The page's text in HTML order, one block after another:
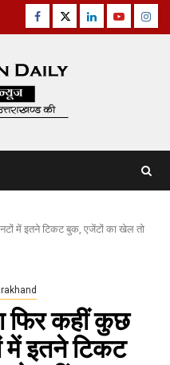
Facebook
TwitterLinkedinYoutube
में इतने टिकट बुक, एजेंटों का खेल तो
फिर कहीं कुछ
इतने टिकट